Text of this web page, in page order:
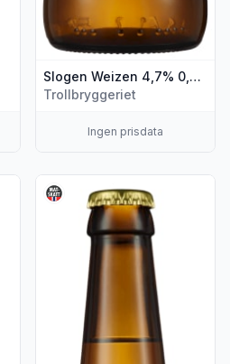
Slogen Weizen 4,7% 0,5l flaske
Trollbryggeriet
Ingen prisdata
"Slogen Brown Ale 4,7%
Vis flere detaljer for